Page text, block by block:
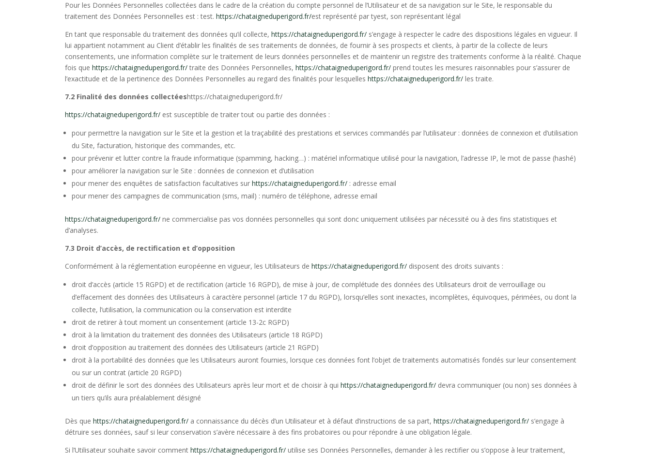
Pour les Données Personnelles collectées dans le cadre de la création du compte personnel de l’Utilisateur et de sa navigation sur le Site, le responsable du
traitement des Données Personnelles est : test.https://chataigneduperigord.fr/est représenté par tyest, son représentant légal
En tant que responsable du traitement des données qu’il collecte,https://chataigneduperigord.fr/ s’engage à respecter le cadre des dispositions légales en vigueur. Il
lui appartient notamment au Client d’établir les finalités de ses traitements de données, de fournir à ses prospects et clients, à partir de la collecte de leurs
consentements, une information complète sur le traitement de leurs données personnelles et de maintenir un registre des traitements conforme à la réalité. Chaque
fois quehttps://chataigneduperigord.fr/traite des Données Personnelles,https://chataigneduperigord.fr/ prend toutes les mesures raisonnables pour s’assurer de
l’exactitude et de la pertinence des Données Personnelles au regard des finalités pour lesquelleshttps://chataigneduperigord.fr/ les traite.
7.2 Finalité des données collectéeshttps://chataigneduperigord.fr/
https://chataigneduperigord.fr/ est susceptible de traiter tout ou partie des données :
pour permettre la navigation sur le Site et la gestion et la traçabilité des prestations et services commandés par l’utilisateur : données de connexion et d’utilisation
du Site, facturation, historique des commandes, etc.
pour prévenir et lutter contre la fraude informatique (spamming, hacking…) : matériel informatique utilisé pour la navigation, l’adresse IP, le mot de passe (hashé)
pour améliorer la navigation sur le Site : données de connexion et d’utilisation
pour mener des enquêtes de satisfaction facultatives surhttps://chataigneduperigord.fr/ : adresse email
pour mener des campagnes de communication (sms, mail) : numéro de téléphone, adresse email
https://chataigneduperigord.fr/ ne commercialise pas vos données personnelles qui sont donc uniquement utilisées par nécessité ou à des fins statistiques et
d’analyses.
7.3 Droit d’accès, de rectification et d’opposition
Conformément à la réglementation européenne en vigueur, les Utilisateurs dehttps://chataigneduperigord.fr/ disposent des droits suivants :
droit d’accès (article 15 RGPD) et de rectification (article 16 RGPD), de mise à jour, de complétude des données des Utilisateurs droit de verrouillage ou
d’effacement des données des Utilisateurs à caractère personnel (article 17 du RGPD), lorsqu’elles sont inexactes, incomplètes, équivoques, périmées, ou dont la
collecte, l’utilisation, la communication ou la conservation est interdite
droit de retirer à tout moment un consentement (article 13-2c RGPD)
droit à la limitation du traitement des données des Utilisateurs (article 18 RGPD)
droit d’opposition au traitement des données des Utilisateurs (article 21 RGPD)
droit à la portabilité des données que les Utilisateurs auront fournies, lorsque ces données font l’objet de traitements automatisés fondés sur leur consentement
ou sur un contrat (article 20 RGPD)
droit de définir le sort des données des Utilisateurs après leur mort et de choisir à quihttps://chataigneduperigord.fr/ devra communiquer (ou non) ses données à
un tiers qu’ils aura préalablement désigné
Dès quehttps://chataigneduperigord.fr/ a connaissance du décès d’un Utilisateur et à défaut d’instructions de sa part,https://chataigneduperigord.fr/ s’engage à
détruire ses données, sauf si leur conservation s’avère nécessaire à des fins probatoires ou pour répondre à une obligation légale.
Si l’Utilisateur souhaite savoir commenthttps://chataigneduperigord.fr/ utilise ses Données Personnelles, demander à les rectifier ou s’oppose à leur traitement,